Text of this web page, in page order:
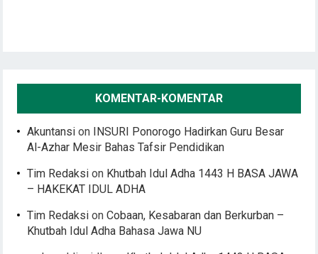
KOMENTAR-KOMENTAR
Akuntansi on
INSURI Ponorogo Hadirkan Guru Besar
Al-Azhar Mesir Bahas Tafsir Pendidikan
Tim Redaksi on Khutbah Idul Adha 1443 H BASA JAWA
– HAKEKAT IDUL ADHA
Tim Redaksi onCobaan, Kesabaran dan Berkurban –
Khutbah Idul Adha Bahasa Jawa NU